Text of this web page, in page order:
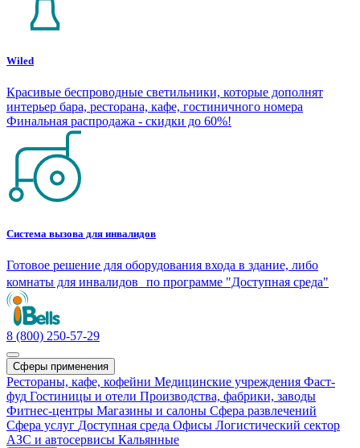
Wiled
Красивые беспроводные светильники, которые дополнят
интерьер бара, ресторана, кафе, гостиничного номера
Финальная распродажа - скидки до 60%!
Система вызова для инвалидов
Готовое решение для оборудования входа в здание, либо
комнаты для инвалидов по программе "Доступная среда"
8 (800) 250-57-29
Сферы применения
Рестораны, кафе, кофейни Медицинские учреждения Фаст-
фуд Гостиницы и отели Производства, фабрики, заводы
Фитнес-центры Магазины и салоны Сфера развлечений
Сфера услуг Доступная среда Офисы Логистический сектор
АЗС и автосервисы Кальянные